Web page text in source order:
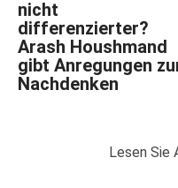
nicht
differenzierter?
Arash Houshmand
gibt Anregungen
Nachdenken
Lesen Sie